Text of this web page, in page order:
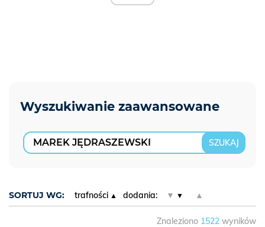
SORTUJ WG: trafności dodania: ▼ ▲
Znaleziono 1522 wyników